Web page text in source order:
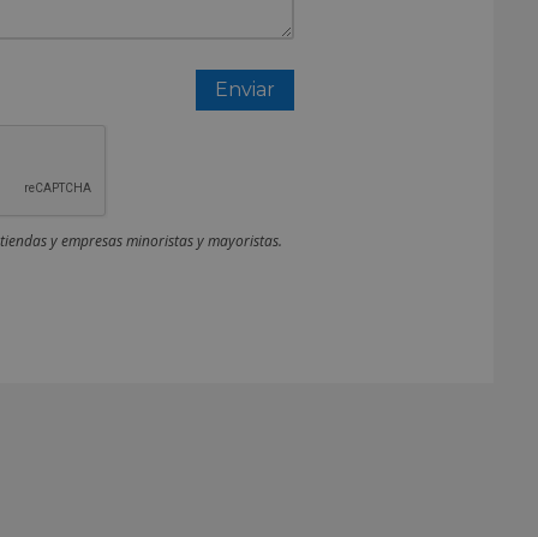
y empresas minoristas y mayoristas.